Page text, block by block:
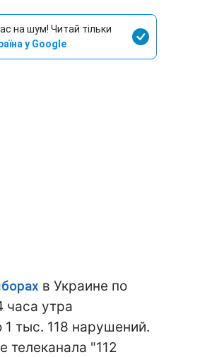
на шум! Читай тільки
у Google
в Украине по
часа утра
1 тыс. 118 нарушений.
телеканала "112